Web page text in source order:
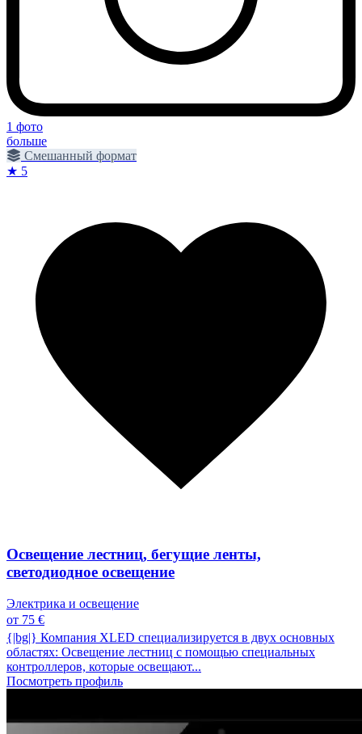
1 фото
больше
Смешанный формат
★ 5
Освещение лестниц, бегущие ленты,
светодиодное освещение
Электрика и освещение
от 75 €
{|bg|} Компания XLED специализируется в двух основных
областях: Освещение лестниц с помощью специальных
контроллеров, которые освещают...
Посмотреть профиль